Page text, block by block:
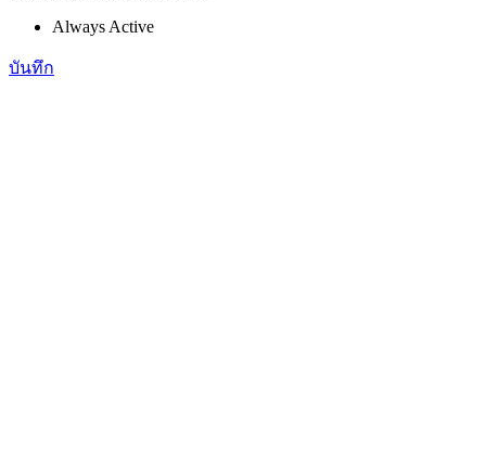
Always Active
บันทึก